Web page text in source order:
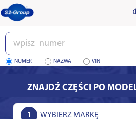
Wpisz
numer
NUMER NAZWA VIN
ZNAJDŹ CZĘŚCI PO
1